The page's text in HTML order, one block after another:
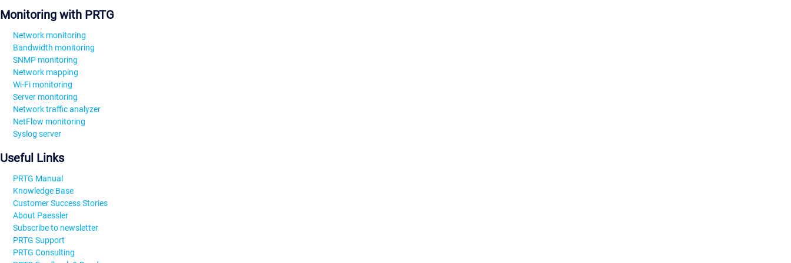
Monitoring with PRTG
Network monitoring
Bandwidth monitoring
SNMP monitoring
Network mapping
Wi-Fi monitoring
Server monitoring
Network traffic analyzer
NetFlow monitoring
Syslog server
Useful Links
PRTG Manual
Knowledge Base
Customer Success Stories
About Paessler
Subscribe to newsletter
PRTG Support
PRTG Consulting